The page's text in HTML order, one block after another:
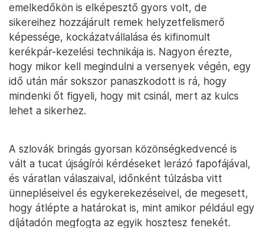
emelkedőkön is elképesztő gyors volt, de
sikereihez hozzájárult remek helyzetfelismerő
képessége, kockázatvállalása és kifinomult
kerékpár-kezelési technikája is. Nagyon érezte,
hogy mikor kell megindulni a versenyek végén, egy
idő után már sokszor panaszkodott is rá, hogy
mindenki őt figyeli, hogy mit csinál, mert az kulcs
lehet a sikerhez.
A szlovák bringás gyorsan közönségkedvencé is
vált a tucat újságírói kérdéseket lerázó fapofájával,
és váratlan válaszaival, időnként túlzásba vitt
ünnepléseivel és egykerekezéseivel, de megesett,
hogy átlépte a határokat is, mint amikor például egy
díjátadón megfogta az egyik hosztesz fenekét.